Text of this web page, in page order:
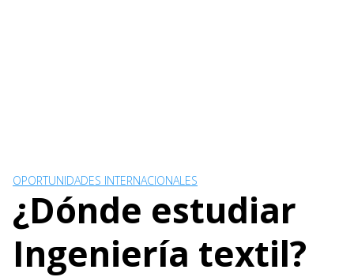
OPORTUNIDADES INTERNACIONALES
¿Dónde estudiar
Ingeniería textil?